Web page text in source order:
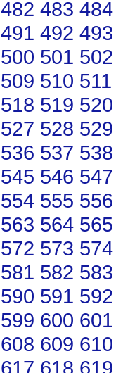
482 483 484
491 492 493
500 501 502
509 510 511
518 519 520
527 528 529
536 537 538
545 546 547
554 555 556
563 564 565
572 573 574
581 582 583
590 591 592
599 600 601
608 609 610
617 618 619